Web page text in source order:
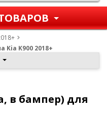
K900 2018+
в бампер) для